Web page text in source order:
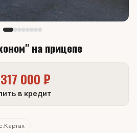
на прицепе
317 000 ₽
в кредит